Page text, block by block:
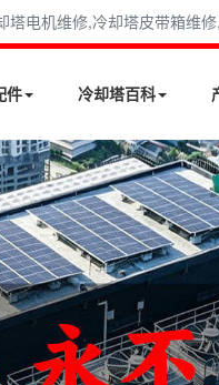
电机维修,冷却塔皮带箱维
件 冷却塔百科